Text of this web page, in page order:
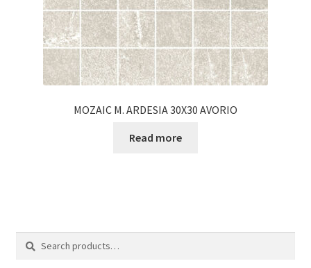
MOZAIC M. ARDESIA 30X30 AVORIO
Read more
Search
Search